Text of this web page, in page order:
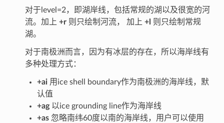
对于level=2，即湖岸线，包括常规的湖以及很宽的河
流。加上 +r则只绘制河流， 加上 +l 则只绘制常规
湖。
对于南极洲而言，因为有冰层的存在，所以海岸线有
多种处理方式：
+ai用ice shell boundary作为南极洲的海岸线，默
认值
+ag以ice grounding line作为海岸线
+as忽略南纬60度以南的海岸线，用户可以使用